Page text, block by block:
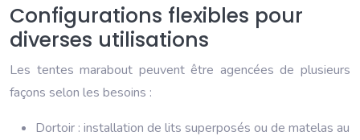
Configurations flexibles pour
diverses utilisations
Les tentes marabout peuvent être agencées de plusieurs
façons selon les besoins :
Dortoir : installation de lits superposés ou de matelas au